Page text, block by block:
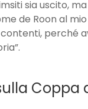
sia uscito,
de Roon al
perché
Coppa